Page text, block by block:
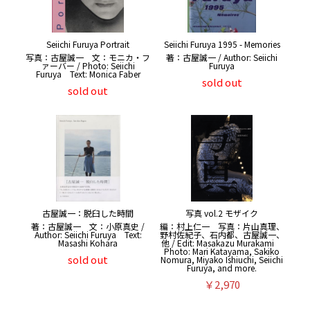
Seiichi Furuya Portrait
写真：古屋誠一 文：モニカ・フ
ァーバー / Photo: Seiichi
Furuya Text: Monica Faber
sold out
Seiichi Furuya 1995 - Memories
著：古屋誠一 / Author: Seiichi
Furuya
sold out
古屋誠一：脱臼した時間
著：古屋誠一 文：小原真史 /
Author: Seiichi Furuya Text:
Masashi Kohara
sold out
写真 vol.2 モザイク
編：村上仁一 写真：片山真理、
野村佐紀子、石内都、古屋誠一、
他 / Edit: Masakazu Murakami
Photo: Mari Katayama, Sakiko
Nomura, Miyako Ishiuchi, Seiichi
Furuya, and more.
￥2,970